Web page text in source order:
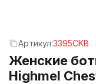
Артикул:3395CKB
Женские
Highmel